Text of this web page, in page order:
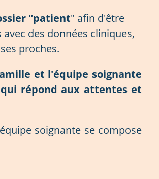
"patient" afin d'être
des données cliniques,
proches.
et l'équipe soignante
qui répond aux attentes et
soignante se compose